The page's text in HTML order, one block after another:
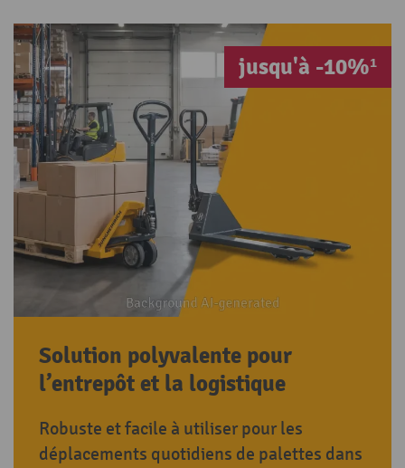
jusqu'à -10%¹
Solution polyvalente pour
l’entrepôt et la logistique
Robuste et facile à utiliser pour les
déplacements quotidiens de palettes dans